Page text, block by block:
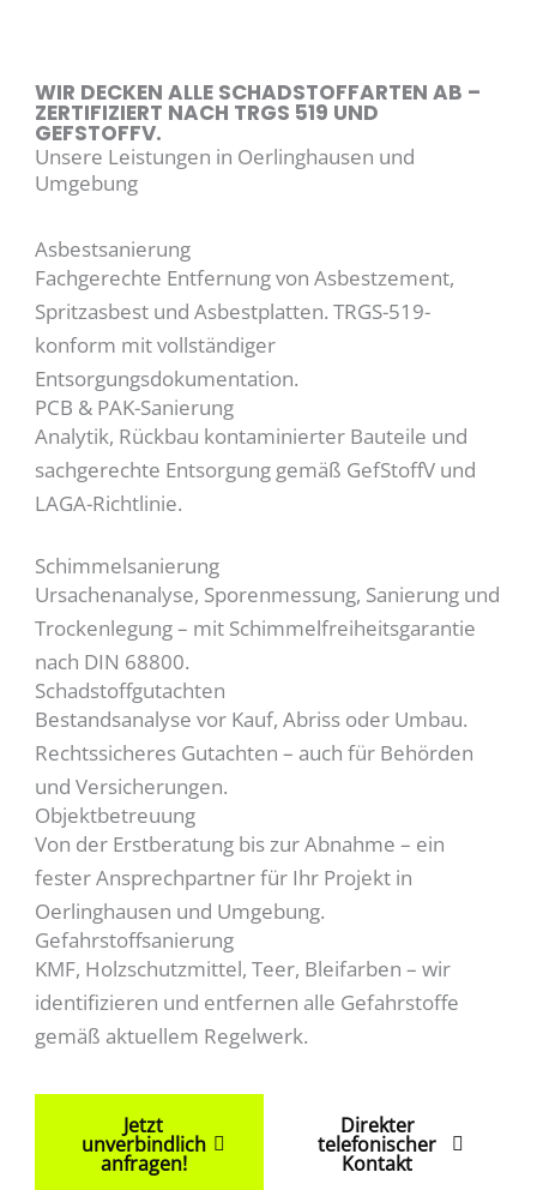
WIR DECKEN ALLE SCHADSTOFFARTEN AB –
ZERTIFIZIERT NACH TRGS 519 UND
GEFSTOFFV.
Unsere Leistungen in Oerlinghausen und
Umgebung
Asbestsanierung
Fachgerechte Entfernung von Asbestzement,
Spritzasbest und Asbestplatten. TRGS-519-
konform mit vollständiger
Entsorgungsdokumentation.
PCB & PAK-Sanierung
Analytik, Rückbau kontaminierter Bauteile und
sachgerechte Entsorgung gemäß GefStoffV und
LAGA-Richtlinie.
Schimmelsanierung
Ursachenanalyse, Sporenmessung, Sanierung und
Trockenlegung – mit Schimmelfreiheitsgarantie
nach DIN 68800.
Schadstoffgutachten
Bestandsanalyse vor Kauf, Abriss oder Umbau.
Rechtssicheres Gutachten – auch für Behörden
und Versicherungen.
Objektbetreuung
Von der Erstberatung bis zur Abnahme – ein
fester Ansprechpartner für Ihr Projekt in
Oerlinghausen und Umgebung.
Gefahrstoffsanierung
KMF, Holzschutzmittel, Teer, Bleifarben – wir
identifizieren und entfernen alle Gefahrstoffe
gemäß aktuellem Regelwerk.
Jetzt
unverbindlich
anfragen!
Direkter
telefonischer
Kontakt